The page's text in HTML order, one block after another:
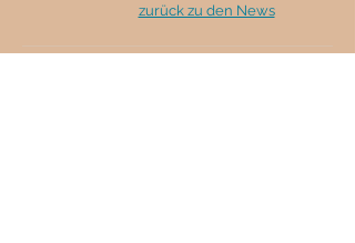
zurück zu den News